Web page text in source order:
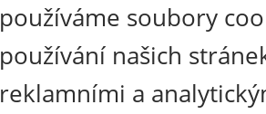
používáme soubory
používání našich
reklamními a